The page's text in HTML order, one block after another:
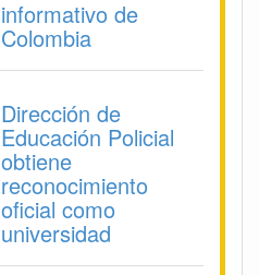
informativo de
Colombia
Dirección de
Educación Policial
obtiene
reconocimiento
oficial como
universidad